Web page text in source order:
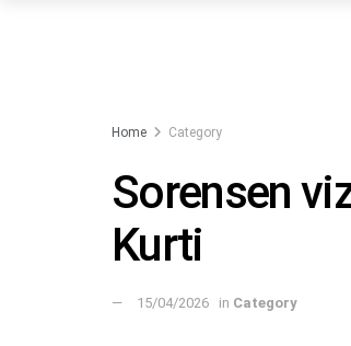
Home Category
Sorensen
Kurti
15/04/2026 in Category